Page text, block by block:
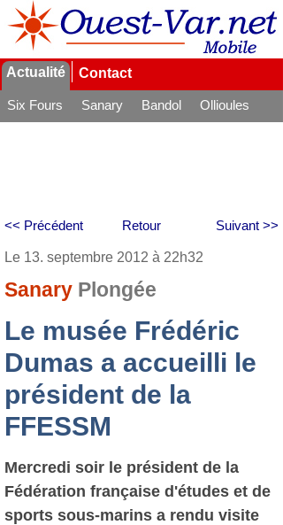
Actualité Contact
Six Fours Sanary Bandol
Ollioules
Retour
<< Précédent Suivant >>
Le 13. septembre 2012 à 22h32
Sanary Plongée
Le musée Frédéric
Dumas a accueilli le
président de la
FFESSM
Mercredi soir le président de la
Fédération française d'études et de
sports sous-marins a rendu visite